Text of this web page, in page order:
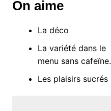
On aime
La déco
La variété dans le
menu sans cafeïne.
Les plaisirs sucrés